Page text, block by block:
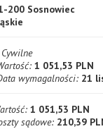
200 Sosnowiec
Cywilne
1 051,53 PLN
wymagalności: 21
1 051,53 PLN
sądowe: 210,39